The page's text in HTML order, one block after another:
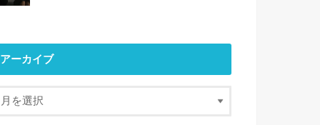
アーカイブ